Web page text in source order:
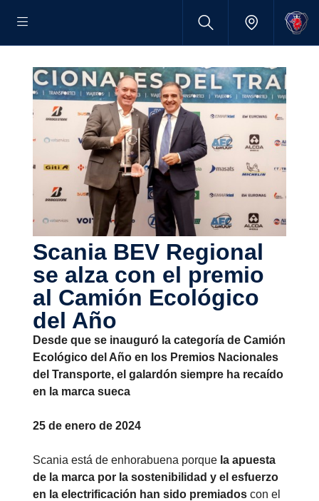
Scania BEV Regional
se alza con el premio
al Camión Ecoló­gico
del Año
Desde que se inauguró la categoría de Camión
Ecológico del Año en los Premios Nacionales
del Transporte, el galardón siempre ha recaído
en la marca sueca
25 de enero de 2024
Scania está de enhorabuena porque la apuesta
de la marca por la sostenibilidad y el esfuerzo
en la electrificación han sido premiados con el